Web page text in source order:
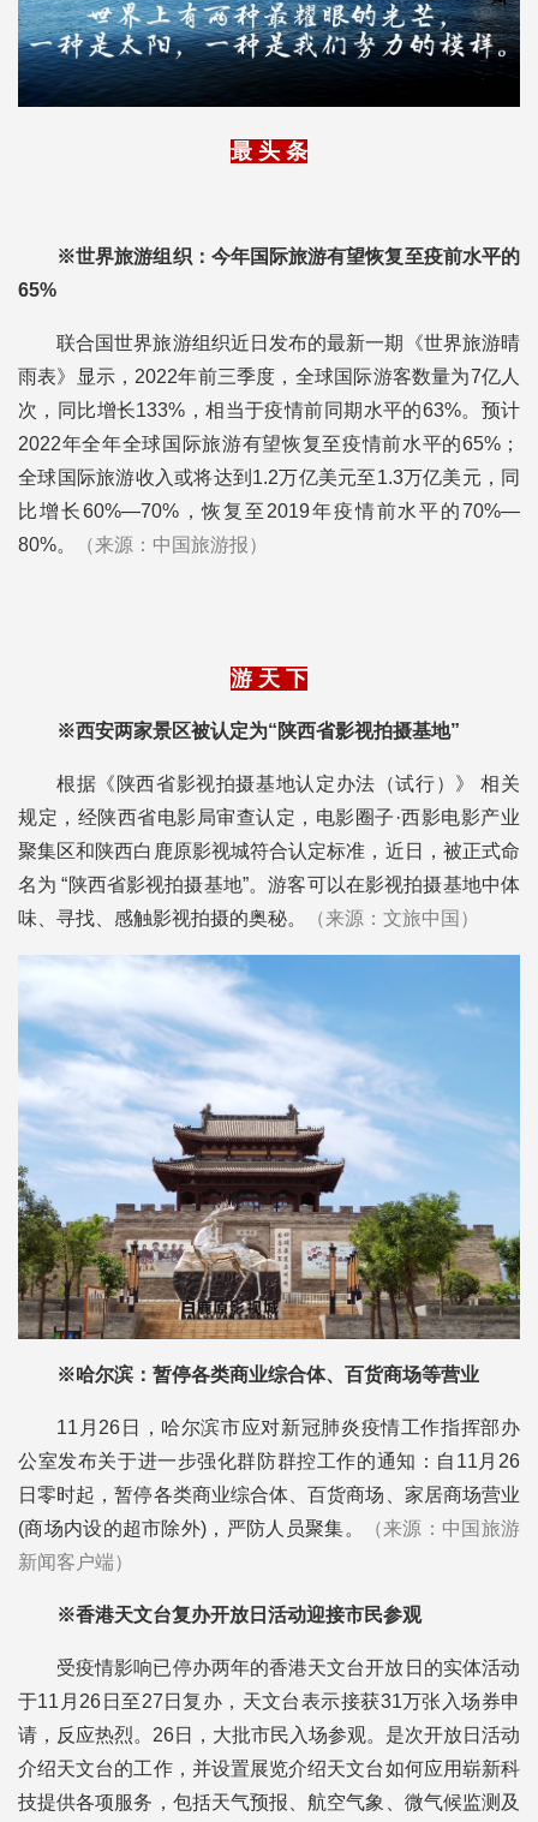
最 头 条
※世界旅游组织：今年国际旅游有望恢复至疫前水平的
65%
联合国世界旅游组织近日发布的最新一期《世界旅游晴
雨表》显示，2022年前三季度，全球国际游客数量为7亿人
次，同比增长133%，相当于疫情前同期水平的63%。预计
2022年全年全球国际旅游有望恢复至疫情前水平的65%；
全球国际旅游收入或将达到1.2万亿美元至1.3万亿美元，同
比增长60%—70%，恢复至2019年疫情前水平的70%—
80%。
（来源：中国旅游报）
游 天 下
※西安两家景区被认定为“陕西省影视拍摄基地”
根据《陕西省影视拍摄基地认定办法（试行）》 相关
规定，经陕西省电影局审查认定，电影圈子·西影电影产业
聚集区和陕西白鹿原影视城符合认定标准，近日，被正式命
名为 “陕西省影视拍摄基地”。游客可以在影视拍摄基地中体
味、寻找、感触影视拍摄的奥秘。
（来源：文旅中国）
※哈尔滨：暂停各类商业综合体、百货商场等营业
11月26日，哈尔滨市应对新冠肺炎疫情工作指挥部办
公室发布关于进一步强化群防群控工作的通知：自11月26
日零时起，暂停各类商业综合体、百货商场、家居商场营业
(商场内设的超市除外)，严防人员聚集。
（来源：中国旅游
新闻客户端）
※香港天文台复办开放日活动迎接市民参观
受疫情影响已停办两年的香港天文台开放日的实体活动
于11月26日至27日复办，天文台表示接获31万张入场券申
请，反应热烈。26日，大批市民入场参观。是次开放日活动
介绍天文台的工作，并设置展览介绍天文台如何应用崭新科
技提供各项服务，包括天气预报、航空气象、微气候监测及